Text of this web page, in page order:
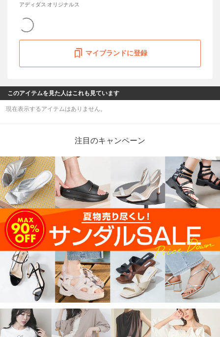
アディダス オリジナルス
マイブランドに登録
このアイテムを見た人はこれも見ています
現在表示するアイテムはありません。
注目のキャンペーン